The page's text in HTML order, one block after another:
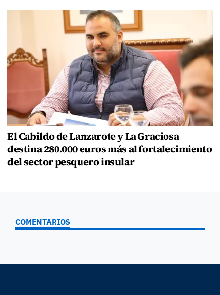
El Cabildo de Lanzarote y La Graciosa
destina 280.000 euros más al fortalecimiento
del sector pesquero insular
COMENTARIOS